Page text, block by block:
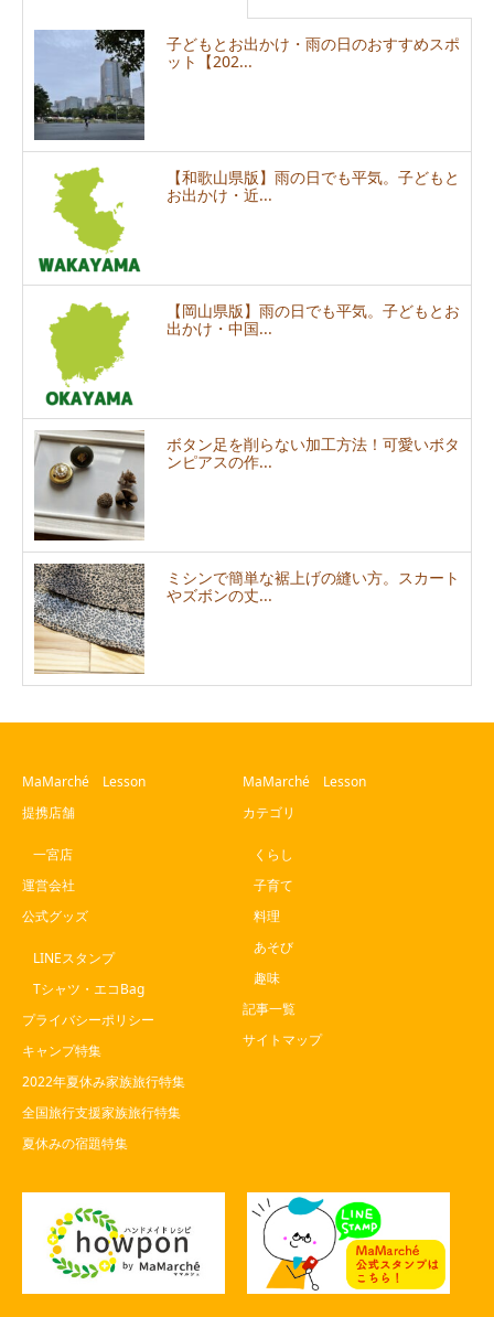
子どもとお出かけ・雨の日のおすすめスポ
ット【202...
【和歌山県版】雨の日でも平気。子どもと
お出かけ・近...
【岡山県版】雨の日でも平気。子どもとお
出かけ・中国...
ボタン足を削らない加工方法！可愛いボタ
ンピアスの作...
ミシンで簡単な裾上げの縫い方。スカート
やズボンの丈...
MaMarché Lesson
提携店舗
一宮店
運営会社
公式グッズ
LINEスタンプ
Tシャツ・エコBag
プライバシーポリシー
キャンプ特集
2022年夏休み家族旅行特集
全国旅行支援家族旅行特集
夏休みの宿題特集
MaMarché Lesson
カテゴリ
くらし
子育て
料理
あそび
趣味
記事一覧
サイトマップ